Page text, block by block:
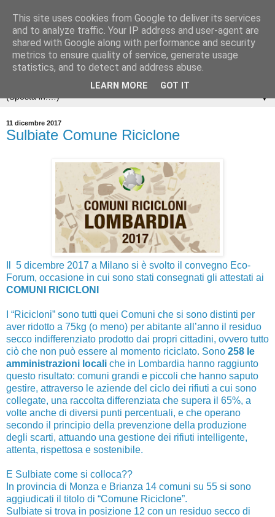
▼
11 dicembre 2017
Sulbiate Comune Riciclone
Il 5 dicembre 2017 a Milano si è svolto il convegno Eco-
Forum, occasione in cui sono stati consegnati gli attestati ai
COMUNI RICICLONI
I “Ricicloni” sono tutti quei Comuni che si sono distinti per
aver ridotto a 75kg (o meno) per abitante all’anno il residuo
secco indifferenziato prodotto dai propri cittadini, ovvero tutto
ciò che non può essere al momento riciclato. Sono 258 le
amministrazioni locali che in Lombardia hanno raggiunto
questo risultato: comuni grandi e piccoli che hanno saputo
gestire, attraverso le aziende del ciclo dei rifiuti a cui sono
collegate, una raccolta differenziata che supera il 65%, a
volte anche di diversi punti percentuali, e che operano
secondo il principio della prevenzione della produzione
degli scarti, attuando una gestione dei rifiuti intelligente,
attenta, rispettosa e sostenibile.
E Sulbiate come si colloca??
In provincia di Monza e Brianza 14 comuni su 55 si sono
aggiudicati il titolo di “Comune Riciclone”.
Sulbiate si trova in posizione 12 con un residuo secco di
This site uses cookies from Google to deliver its services
and to analyze traffic. Your IP address and user-agent are
shared with Google along with performance and security
metrics to ensure quality of service, generate usage
statistics, and to detect and address abuse.
LEARN MORE GOT IT